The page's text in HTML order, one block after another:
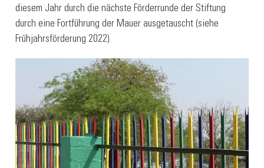
diesem Jahr durch die nächste Förderrunde der Stiftung
durch eine Fortführung der Mauer ausgetauscht (siehe
Frühjahrsförderung 2022).